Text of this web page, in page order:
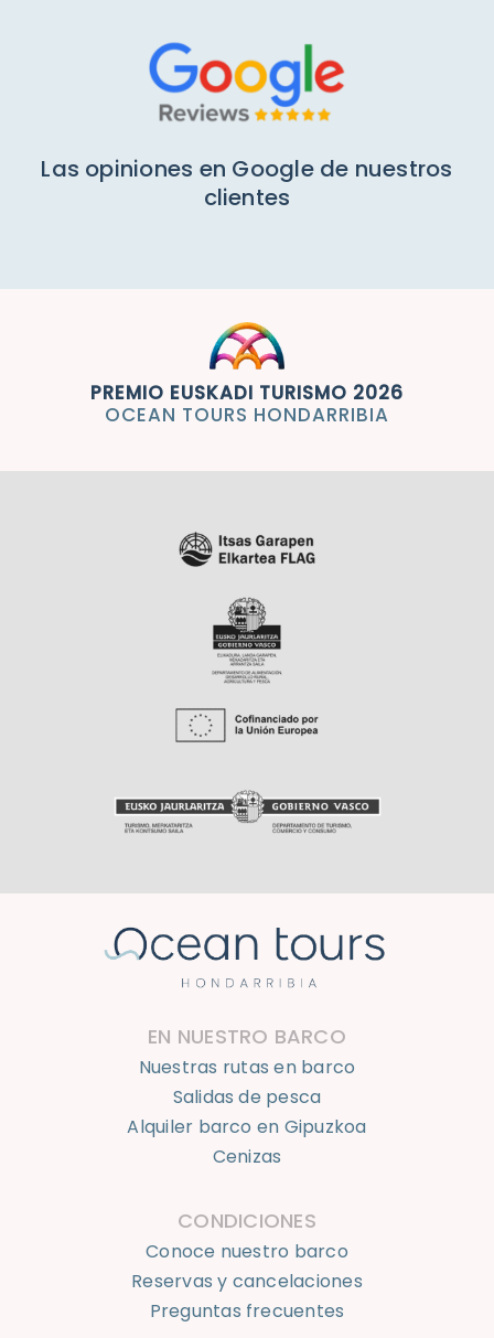
Las opiniones en Google de nuestros
clientes
PREMIO EUSKADI TURISMO 2026
OCEAN TOURS HONDARRIBIA
EN NUESTRO BARCO
Nuestras rutas en barco
Salidas de pesca
Alquiler barco en Gipuzkoa
Cenizas
CONDICIONES
Conoce nuestro barco
Reservas y cancelaciones
Preguntas frecuentes